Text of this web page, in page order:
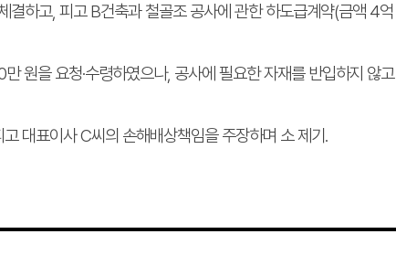
하고, 피고 B건축과 철골조 공사에 관한 하도급계약(금액 4억
원을 요청·수령하였으나, 공사에 필요한 자재를 반입하지 않고
대표이사 C씨의 손해배상책임을 주장하며 소 제기.